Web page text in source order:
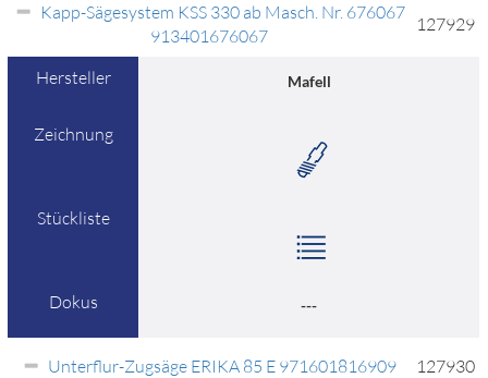
Kapp-Sägesystem KSS 330 ab Masch. Nr. 676067
913401676067
127929
Hersteller Mafell
Zeichnung
Stückliste
Dokus ---
Unterflur-Zugsäge ERIKA 85 E 971601816909 127930